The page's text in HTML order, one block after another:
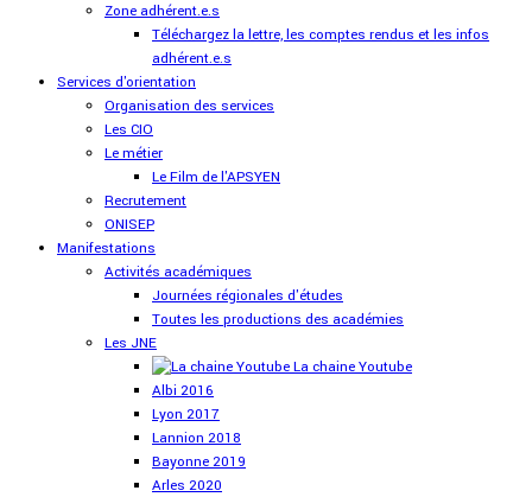
Zone adhérent.e.s
Téléchargez la lettre, les comptes rendus et les infos
adhérent.e.s
Services d'orientation
Organisation des services
Les CIO
Le métier
Le Film de l'APSYEN
Recrutement
ONISEP
Manifestations
Activités académiques
Journées régionales d'études
Toutes les productions des académies
Les JNE
La chaine Youtube
Albi 2016
Lyon 2017
Lannion 2018
Bayonne 2019
Arles 2020